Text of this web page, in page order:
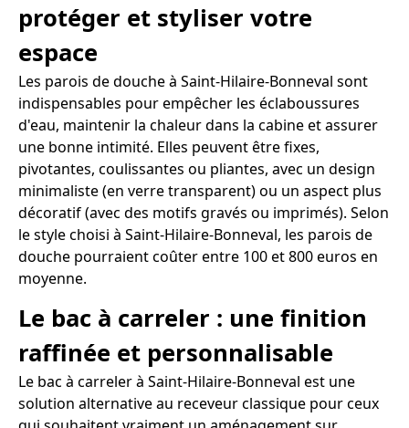
protéger et styliser votre
espace
Les parois de douche à Saint-Hilaire-Bonneval sont
indispensables pour empêcher les éclaboussures
d'eau, maintenir la chaleur dans la cabine et assurer
une bonne intimité. Elles peuvent être fixes,
pivotantes, coulissantes ou pliantes, avec un design
minimaliste (en verre transparent) ou un aspect plus
décoratif (avec des motifs gravés ou imprimés). Selon
le style choisi à Saint-Hilaire-Bonneval, les parois de
douche pourraient coûter entre 100 et 800 euros en
moyenne.
Le bac à carreler : une finition
raffinée et personnalisable
Le bac à carreler à Saint-Hilaire-Bonneval est une
solution alternative au receveur classique pour ceux